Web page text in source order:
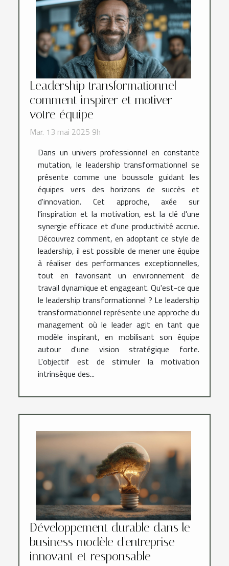
Leadership transformationnel
comment inspirer et motiver
votre équipe
Mar. 13 mai 2025 9h
Dans un univers professionnel en constante
mutation, le leadership transformationnel se
présente comme une boussole guidant les
équipes vers des horizons de succès et
d'innovation. Cet approche, axée sur
l'inspiration et la motivation, est la clé d'une
synergie efficace et d'une productivité accrue.
Découvrez comment, en adoptant ce style de
leadership, il est possible de mener une équipe
à réaliser des performances exceptionnelles,
tout en favorisant un environnement de
travail dynamique et engageant. Qu'est-ce que
le leadership transformationnel ? Le leadership
transformationnel représente une approche du
management où le leader agit en tant que
modèle inspirant, en mobilisant son équipe
autour d'une vision stratégique forte.
L'objectif est de stimuler la motivation
intrinsèque des...
Développement durable dans le
business modèle d'entreprise
innovant et responsable